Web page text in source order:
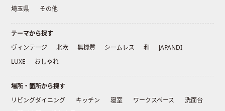
埼玉県
その他
テーマから探す
ヴィンテージ
北欧 無機質 シームレス 和
JAPANDI
LUXE
おしゃれ
場所・箇所から探す
リビングダイニング
キッチン 寝室 ワークスペース
洗面台